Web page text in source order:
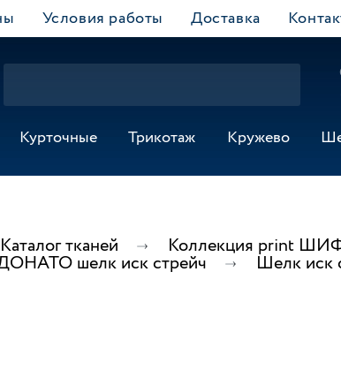
Условия работы Доставка
Курточные Трикотаж Кружево
Каталог тканей Коллекция print
шелк иск стрейч Шелк иск